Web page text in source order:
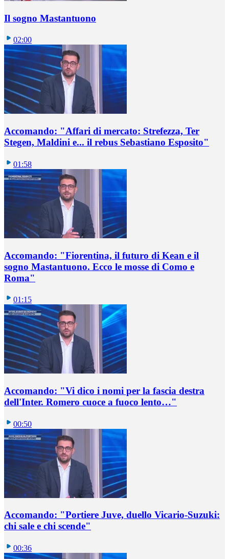
Il sogno Mastantuono
02:00
Accomando: "Affari di mercato: Strefezza, Ter
Stegen, Maldini e... il rebus Sebastiano Esposito"
01:58
Accomando: "Fiorentina, il futuro di Kean e il
sogno Mastantuono. Ecco le mosse di Como e
Roma"
01:15
Accomando: "Vi dico i nomi per la fascia destra
dell'Inter. Romero cuoce a fuoco lento…"
00:50
Accomando: "Portiere Juve, duello Vicario-Suzuki:
chi sale e chi scende"
00:36